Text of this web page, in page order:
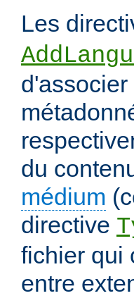
Les
du
médium
directive
fichier qui
entre